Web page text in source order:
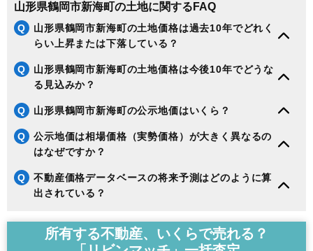
山形県鶴岡市新海町の土地に関するFAQ
Q
山形県鶴岡市新海町の土地価格は過去10年でどれく
らい上昇または下落している？
Q
山形県鶴岡市新海町の土地価格は今後10年でどうな
る見込みか？
Q 山形県鶴岡市新海町の公示地価はいくら？
Q
公示地価は相場価格（実勢価格）が大きく異なるの
はなぜですか？
Q
不動産価格データベースの将来予測はどのように算
出されている？
所有する不動産、いくらで売れる？